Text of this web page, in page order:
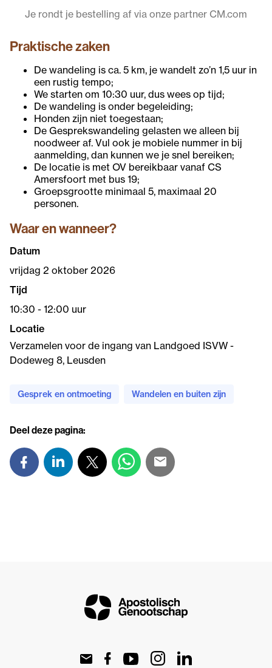
Je rondt je bestelling af via onze partner CM.com
Praktische zaken
De wandeling is ca. 5 km, je wandelt zo’n 1,5 uur in
een rustig tempo;
We starten om 10:30 uur, dus wees op tijd;
De wandeling is onder begeleiding;
Honden zijn niet toegestaan;
De Gesprekswandeling gelasten we alleen bij
noodweer af. Vul ook je mobiele nummer in bij
aanmelding, dan kunnen we je snel bereiken;
De locatie is met OV bereikbaar vanaf CS
Amersfoort met bus 19;
Groepsgrootte minimaal 5, maximaal 20
personen.
Waar en wanneer?
Datum
vrijdag 2 oktober 2026
Tijd
10:30 - 12:00 uur
Locatie
Verzamelen voor de ingang van Landgoed ISVW -
Dodeweg 8, Leusden
Gesprek en ontmoeting Wandelen en buiten zijn
Deel deze pagina: